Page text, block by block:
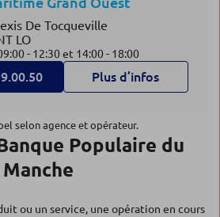
De Tocqueville
LO
- 12:30 et 14:00 - 18:00
Plus d’infos
selon agence et opérateur.
Populaire du
ou un service, une opération en cours